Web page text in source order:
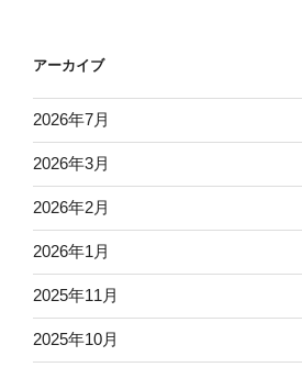
アーカイブ
2026年7月
2026年3月
2026年2月
2026年1月
2025年11月
2025年10月